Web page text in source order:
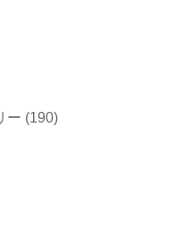
ー (190)